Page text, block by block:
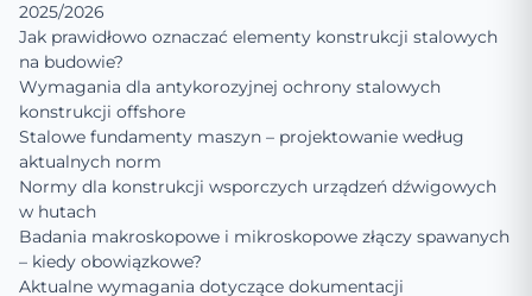
2025/2026
Jak prawidłowo oznaczać elementy konstrukcji stalowych
na budowie?
Wymagania dla antykorozyjnej ochrony stalowych
konstrukcji offshore
Stalowe fundamenty maszyn – projektowanie według
aktualnych norm
Normy dla konstrukcji wsporczych urządzeń dźwigowych
w hutach
Badania makroskopowe i mikroskopowe złączy spawanych
– kiedy obowiązkowe?
Aktualne wymagania dotyczące dokumentacji